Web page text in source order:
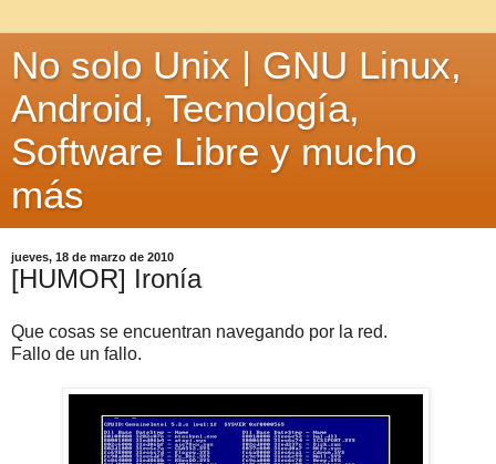
No solo Unix | GNU Linux,
Android, Tecnología,
Software Libre y mucho
más
jueves, 18 de marzo de 2010
[HUMOR] Ironía
Que cosas se encuentran navegando por la red.
Fallo de un fallo.